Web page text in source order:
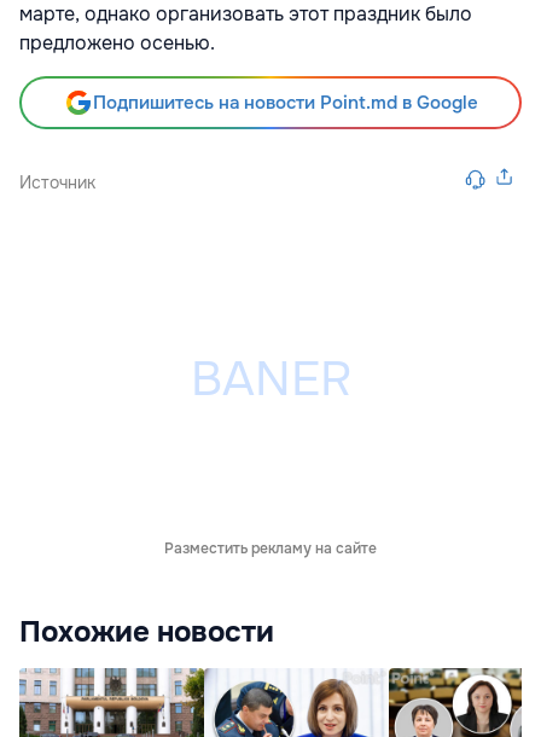
марте, однако организовать этот праздник было
предложено осенью.
Подпишитесь на новости Point.md в Google
Источник
Разместить рекламу на сайте
Похожие новости